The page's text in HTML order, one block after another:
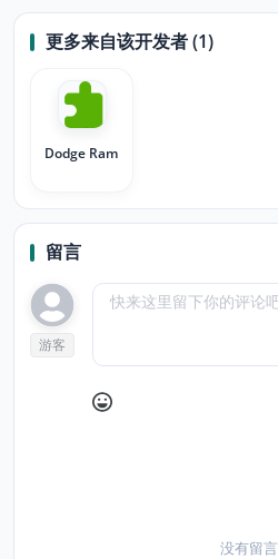
更多来自该开发者 (1)
Dodge Ram
留言
游客
没有留言